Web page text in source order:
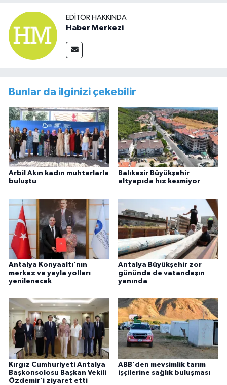
EDITÖR HAKKINDA
Haber Merkezi
Bunlar da ilginizi çekebilir
Arbil Akın kadın muhtarlarla
buluştu
Balıkesir Büyükşehir
altyapıda hız kesmiyor
Antalya Konyaaltı'nın
merkez ve yayla yolları
yenilenecek
Antalya Büyükşehir zor
gününde de vatandaşın
yanında
Kırgız Cumhuriyeti Antalya
Başkonsolosu Başkan Vekili
Özdemir'i ziyaret etti
ABB'den mevsimlik tarım
işçilerine sağlık buluşması